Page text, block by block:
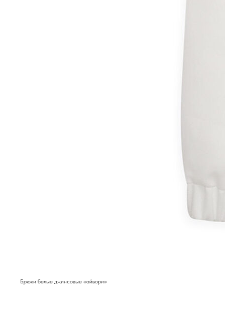
Брюки белые джинсовые «айвори»